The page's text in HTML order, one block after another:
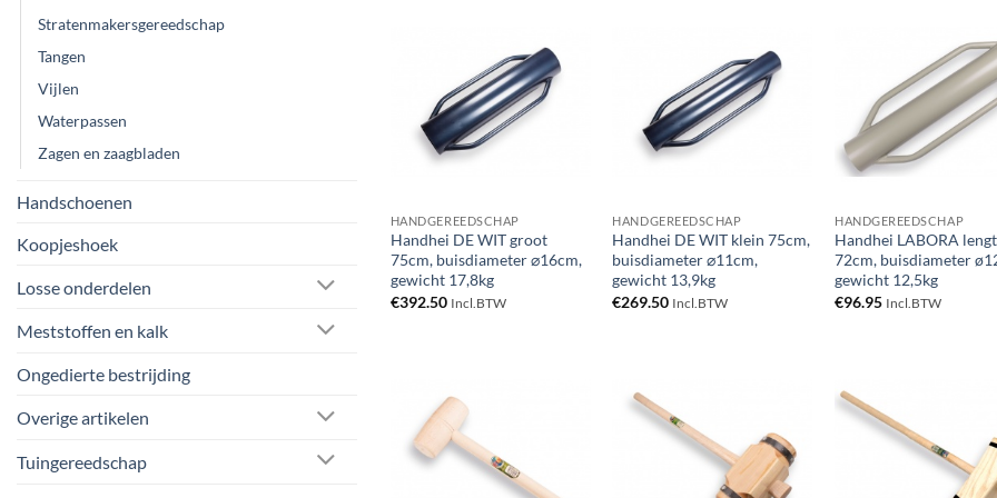
Stratenmakersgereedschap
Tangen
Vijlen
Waterpassen
Zagen en zaagbladen
Handschoenen
Koopjeshoek
Losse onderdelen
Meststoffen en kalk
Ongedierte bestrijding
Overige artikelen
Tuingereedschap
Toevoegen
aan
verlanglijst
HANDGEREEDSCHAP
Handhei DE WIT groot
75cm, buisdiameter ⌀16cm,
gewicht 17,8kg
€392.50 Incl.BTW
Toevoegen
aan
verlanglijst
HANDGEREEDSCHAP
Handhei DE WIT klein 75cm,
buisdiameter ⌀11cm,
gewicht 13,9kg
€269.50 Incl.BTW
aan
HANDGEREEDSCHAP
Handhei LABORA
72cm, buisdiameter
gewicht 12,5kg
€96.95 Incl.BTW
aan
verlanglijst